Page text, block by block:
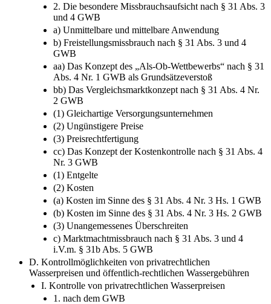
2. Die besondere Missbrauchsaufsicht nach § 31 Abs. 3
und 4 GWB
a) Unmittelbare und mittelbare Anwendung
b) Freistellungsmissbrauch nach § 31 Abs. 3 und 4
GWB
aa) Das Konzept des „Als-Ob-Wettbewerbs“ nach § 31
Abs. 4 Nr. 1 GWB als Grundsätzeverstoß
bb) Das Vergleichsmarktkonzept nach § 31 Abs. 4 Nr.
2 GWB
(1) Gleichartige Versorgungsunternehmen
(2) Ungünstigere Preise
(3) Preisrechtfertigung
cc) Das Konzept der Kostenkontrolle nach § 31 Abs. 4
Nr. 3 GWB
(1) Entgelte
(2) Kosten
(a) Kosten im Sinne des § 31 Abs. 4 Nr. 3 Hs. 1 GWB
(b) Kosten im Sinne des § 31 Abs. 4 Nr. 3 Hs. 2 GWB
(3) Unangemessenes Überschreiten
c) Marktmachtmissbrauch nach § 31 Abs. 3 und 4
i.V.m. § 31b Abs. 5 GWB
D. Kontrollmöglichkeiten von privatrechtlichen
Wasserpreisen und öffentlich-rechtlichen Wassergebühren
I. Kontrolle von privatrechtlichen Wasserpreisen
1. nach dem GWB